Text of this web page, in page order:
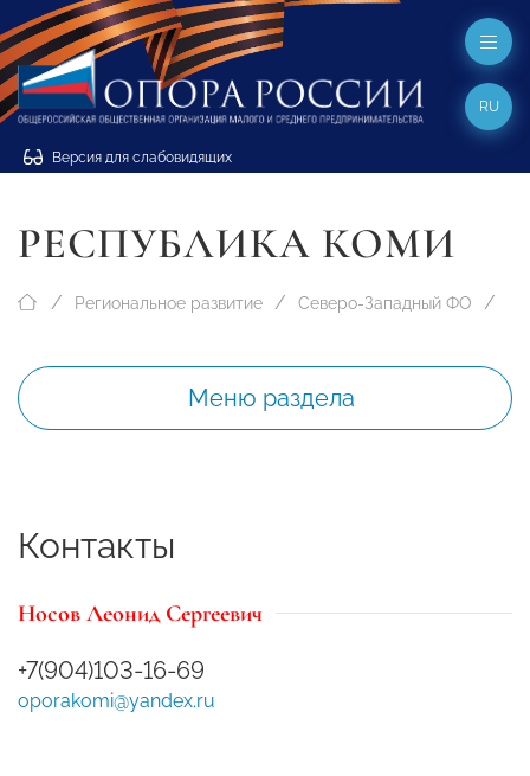
Версия для слабовидящих
RU
РЕСПУБЛИКА КОМИ
Региональное развитие Северо-Западный ФО
Меню раздела
Контакты
Носов Леонид Сергеевич
+7(904)103-16-69
oporakomi@yandex.ru